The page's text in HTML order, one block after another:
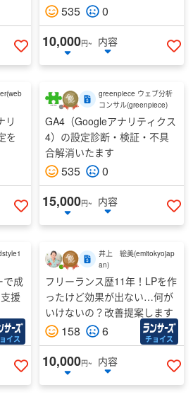
いいねする
535 0
10,000円~
内容
い
(web
リ
を
いいねする
greenpiece ウェブ分析
コンサル(greenpiece)
GA4（Googleアナリティクス
4）の設定診断・検証・不具
合解消いたます
535 0
15,000円~
内容
い
で成
援
イス
いいねする
井上 絵美(emitokyojap
an)
フリーランス歴11年！LPを作
ったけど効果が出ない…何が
いけないの？改善提案します
158 6 チョイス
10,000円~
内容
い